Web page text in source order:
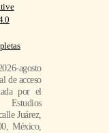
agosto
de acceso
por el
Juárez,
México,